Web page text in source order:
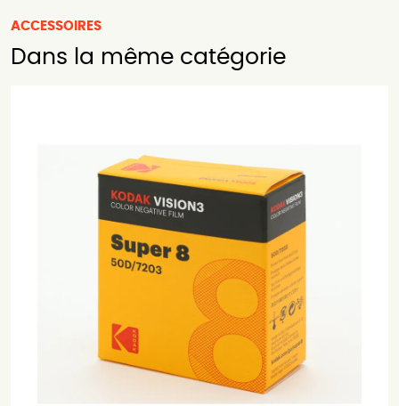
ACCESSOIRES
Dans la même catégorie